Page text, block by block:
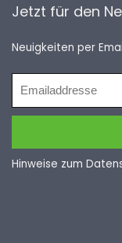
Jetzt für den
Neuigkeiten per
Hinweise zum